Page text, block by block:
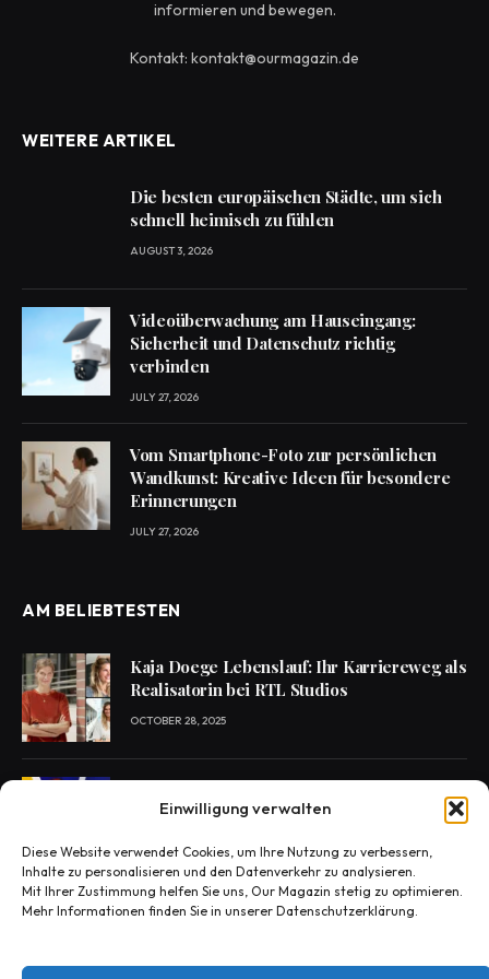
Einwilligung verwalten
Diese Website verwendet Cookies, um Ihre Nutzung zu verbessern,
Inhalte zu personalisieren und den Datenverkehr zu analysieren.
Mit Ihrer Zustimmung helfen Sie uns, Our Magazin stetig zu optimieren.
Mehr Informationen finden Sie in unserer Datenschutzerklärung.
informieren und bewegen.
Kontakt: kontakt@ourmagazin.de
WEITERE ARTIKEL
Die besten europäischen Städte, um sich
schnell heimisch zu fühlen
AUGUST 3, 2026
Videoüberwachung am Hauseingang:
Sicherheit und Datenschutz richtig
verbinden
JULY 27, 2026
Vom Smartphone-Foto zur persönlichen
Wandkunst: Kreative Ideen für besondere
Erinnerungen
JULY 27, 2026
AM BELIEBTESTEN
Kaja Doege Lebenslauf: Ihr Karriereweg als
Realisatorin bei RTL Studios
OCTOBER 28, 2025
Medien berichten, offiziell nichts bestätigt
OCTOBER 29, 2025
Konny Reimann Todesursache? Die
OCTOBER 30, 2025